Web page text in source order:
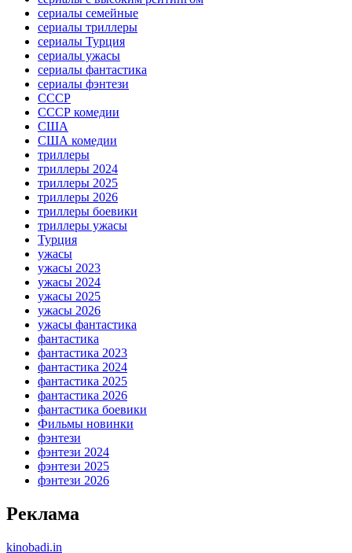
сериалы семейные
сериалы триллеры
сериалы Турция
сериалы ужасы
сериалы фантастика
сериалы фэнтези
СССР
СССР комедии
США
США комедии
триллеры
триллеры 2024
триллеры 2025
триллеры 2026
триллеры боевики
триллеры ужасы
Турция
ужасы
ужасы 2023
ужасы 2024
ужасы 2025
ужасы 2026
ужасы фантастика
фантастика
фантастика 2023
фантастика 2024
фантастика 2025
фантастика 2026
фантастика боевики
Фильмы новинки
фэнтези
фэнтези 2024
фэнтези 2025
фэнтези 2026
Реклама
kinobadi.in